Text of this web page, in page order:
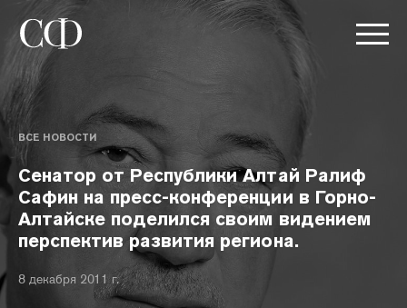
ВСЕ НОВОСТИ
Сенатор от Республики Алтай Ралиф
Сафин на пресс-конференции в Горно-
Алтайске поделился своим видением
перспектив развития региона.
8 декабря 2011 г.